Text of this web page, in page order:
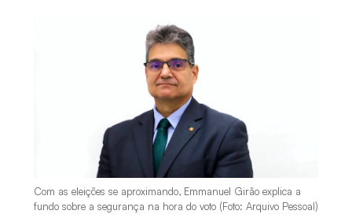
Com as eleições se aproximando, Emmanuel Girão explica a
fundo sobre a segurança na hora do voto (Foto: Arquivo Pessoal)